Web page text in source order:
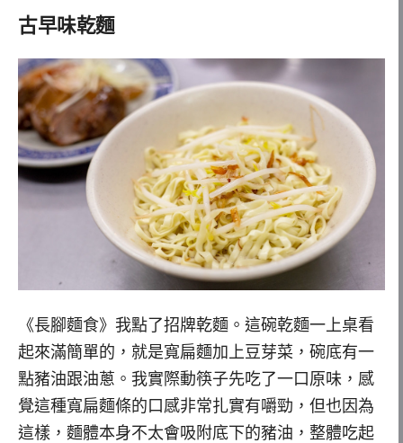
古早味乾麵
《長腳麵食》我點了招牌乾麵。這碗乾麵一上桌看
起來滿簡單的，就是寬扁麵加上豆芽菜，碗底有一
點豬油跟油蔥。我實際動筷子先吃了一口原味，感
覺這種寬扁麵條的口感非常扎實有嚼勁，但也因為
這樣，麵體本身不太會吸附底下的豬油，整體吃起